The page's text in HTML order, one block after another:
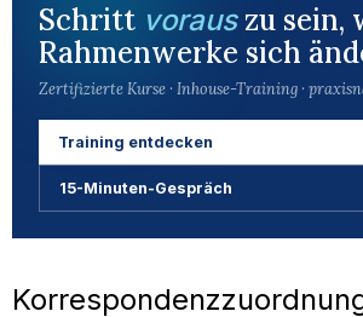
Schritt vorauszu sein,
Rahmenwerke sich
Zertifizierte Kurse · Inhouse-Training ·
Training entdecken
15-Minuten-Gespräch